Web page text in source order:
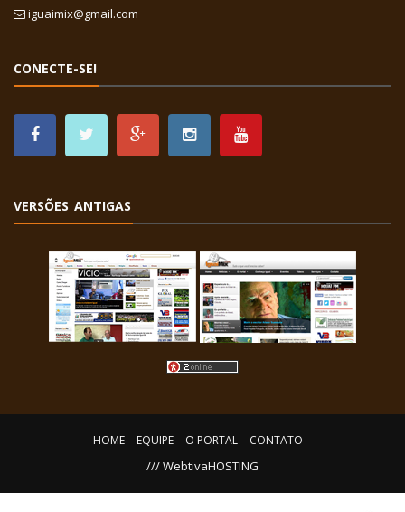
iguaimix@gmail.com
CONECTE-SE!
VERSÕES ANTIGAS
HOME EQUIPE O PORTAL CONTATO
/// WebtivaHOSTING